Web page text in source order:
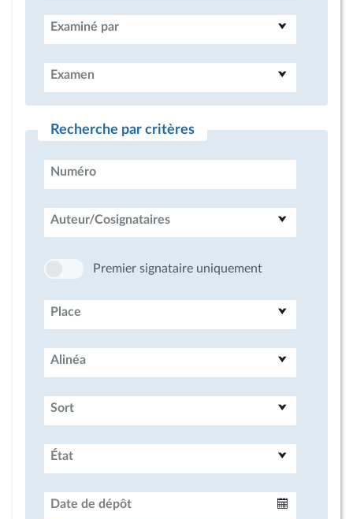
Examiné par
Examen
Recherche par critères
Numéro
Auteur/Cosignataires
Premier signataire uniquement
Place
Alinéa
Sort
État
Date de dépôt